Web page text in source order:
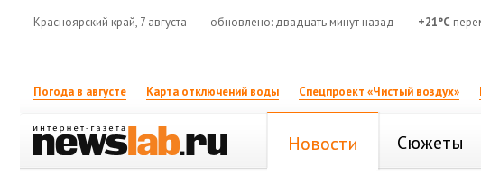
Красноярский край, 7 августа обновлено: двадцать минут назад +21°C
Погода в августе Карта отключений воды Спецпроект «Чистый воздух»
Новости Сюжеты